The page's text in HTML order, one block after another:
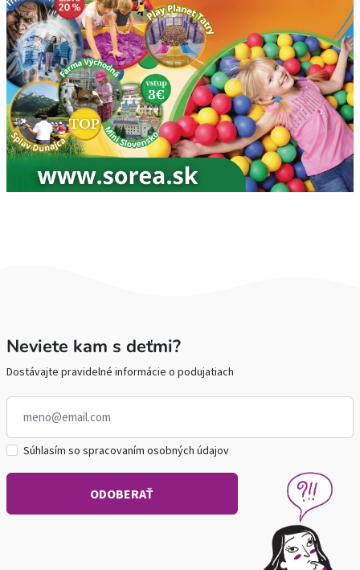
Neviete kam s deťmi?
Dostávajte pravidelné informácie o podujatiach
Súhlasím so spracovaním osobných údajov